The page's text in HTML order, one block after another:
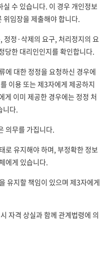
수 있습니다. 이 경우 개인정보
임장을 제출해야 합니다.
정정·삭제의 요구, 처리정지의 요
당한 대리인인지를 확인합니다.
에 대한 정정을 요청하신 경우에
이용 또는 제3자에게 제공하지
게 이미 제공한 경우에는 정정 처
다.
의무를 가집니다.
로 유지해야 하며, 부정확한 정보
에게 있습니다.
유지할 책임이 있으며 제3자에게
자격 상실과 함께 관계법령에 의